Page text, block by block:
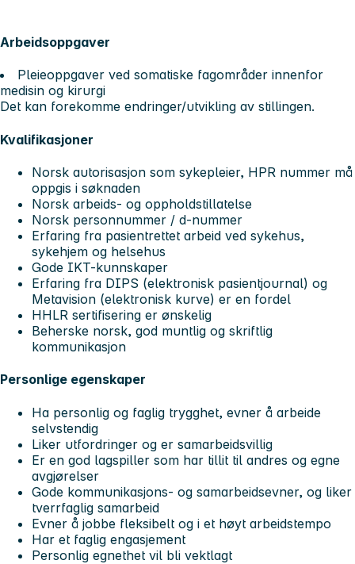
Arbeidsoppgaver
Pleieoppgaver ved somatiske fagområder innenfor
medisin og kirurgi
Det kan forekomme endringer/utvikling av stillingen.
Kvalifikasjoner
Norsk autorisasjon som sykepleier, HPR nummer må
oppgis i søknaden
Norsk arbeids- og oppholdstillatelse
Norsk personnummer / d-nummer
Erfaring fra pasientrettet arbeid ved sykehus,
sykehjem og helsehus
Gode IKT-kunnskaper
Erfaring fra DIPS (elektronisk pasientjournal) og
Metavision (elektronisk kurve) er en fordel
HHLR sertifisering er ønskelig
Beherske norsk, god muntlig og skriftlig
kommunikasjon
Personlige egenskaper
Ha personlig og faglig trygghet, evner å arbeide
selvstendig
Liker utfordringer og er samarbeidsvillig
Er en god lagspiller som har tillit til andres og egne
avgjørelser
Gode kommunikasjons- og samarbeidsevner, og liker
tverrfaglig samarbeid
Evner å jobbe fleksibelt og i et høyt arbeidstempo
Har et faglig engasjement
Personlig egnethet vil bli vektlagt